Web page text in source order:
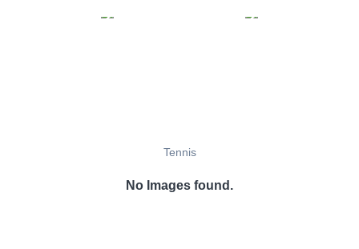
Tennis
No Images found.